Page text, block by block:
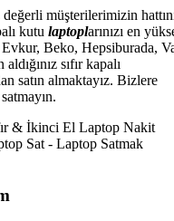
müşterilerimizin
kutu laptoplarınızı en
Beko, Hepsiburada,
sıfır kapalı
satın almaktayız. Bizlere